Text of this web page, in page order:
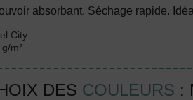
absorbant. Séchage rapide.
City
m²
DES COULEURS :